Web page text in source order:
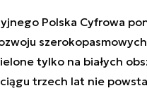
Polska Cyfrowa
tylko na białych
trzech lat nie